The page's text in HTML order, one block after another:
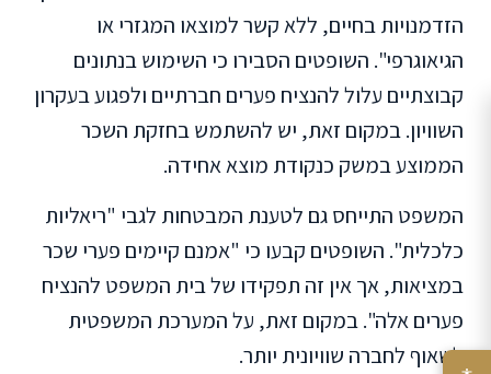
הזדמנויות בחיים, ללא קשר למוצאו המגזרי או
הגיאוגרפי". השופטים הסבירו כי השימוש בנתונים
קבוצתיים עלול להנציח פערים חברתיים ולפגוע בעקרון
השוויון. במקום זאת, יש להשתמש בחזקת השכר
הממוצע במשק כנקודת מוצא אחידה.
המשפט התייחס גם לטענת המבטחות לגבי "ריאליות
כלכלית". השופטים קבעו כי "אמנם קיימים פערי שכר
במציאות, אך אין זה תפקידו של בית המשפט להנציח
פערים אלה". במקום זאת, על המערכת המשפטית
לשאוף לחברה שוויונית יותר.